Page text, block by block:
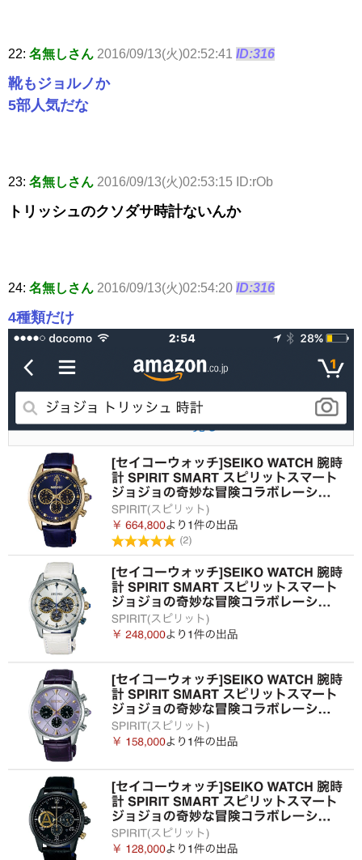
22: 名無しさん 2016/09/13(火)02:52:41 ID:316
靴もジョルノか
5部人気だな
23: 名無しさん 2016/09/13(火)02:53:15 ID:rOb
トリッシュのクソダサ時計ないんか
24: 名無しさん 2016/09/13(火)02:54:20 ID:316
4種類だけ